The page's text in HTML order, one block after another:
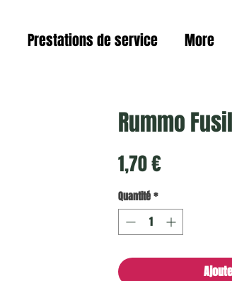
Prestations de service More
Rummo
1,70 €Prix
Quantité*